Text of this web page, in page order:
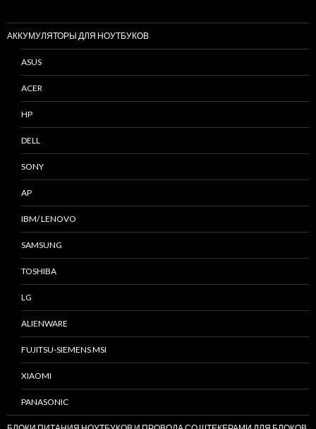
АККУМУЛЯТОРЫ ДЛЯ НОУТБУКОВ
ASUS
ACER
HP
DELL
SONY
AP
IBM/ LENOVO
SAMSUNG
TOSHIBA
LG
ALIENWARE
FUJITSU-SIEMENS MSI
XIAOMI
PANASONIC